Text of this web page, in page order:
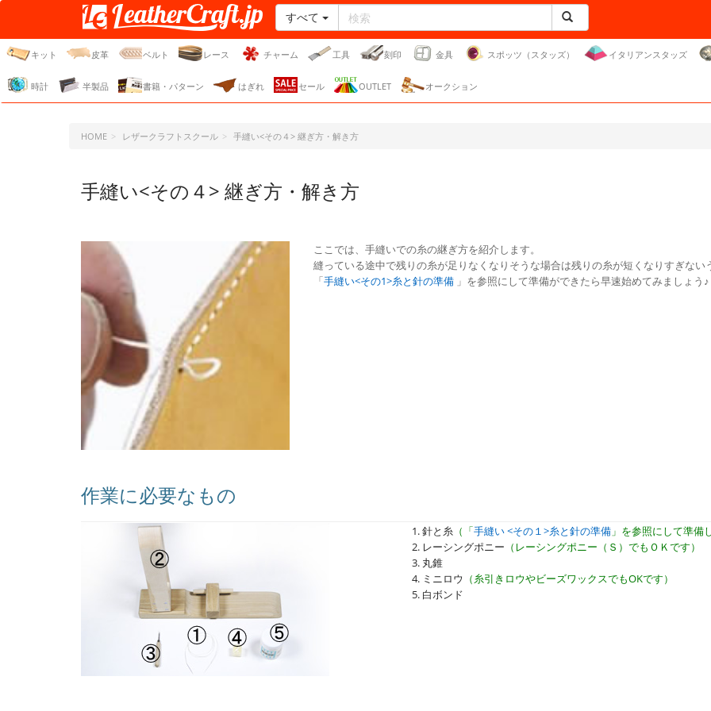
レザークラフト・ドット・
ジェーピー
すべて
キット 皮革 ベルト レース チャーム 工具 刻印 金具 スポッツ（スタッズ） イタリアンスタッズ
時計 半製品 書籍・パターン はぎれ セール OUTLET オークション
HOME レザークラフトスクール 手縫い<その４> 継ぎ方・解き方
手縫い<その４> 継ぎ方・解き方
ここでは、手縫いでの糸の継ぎ方を紹介します。
縫っている途中で残りの糸が足りなくなりそうな場合は残りの糸が短くなりすぎない
「手縫い<その1>糸と針の準備 」を参照にして準備ができたら早速始めてみましょう♪
作業に必要なもの
針と糸 （「手縫い <その１>糸と針の準備 」を参照にして準備
レーシングポニー （レーシングポニー（Ｓ）でもＯＫです）
丸錐
ミニロウ （糸引きロウやビーズワックスでもOKです）
白ボンド